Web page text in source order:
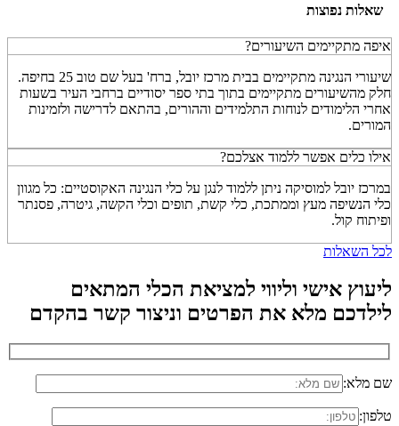
שאלות נפוצות
איפה מתקיימים השיעורים?
שיעורי הנגינה מתקיימים בבית מרכז יובל, ברח' בעל שם טוב 25 בחיפה.
חלק מהשיעורים מתקיימים בתוך בתי ספר יסודיים ברחבי העיר בשעות
אחרי הלימודים לנוחות התלמידים וההורים, בהתאם לדרישה ולזמינות
המורים.
אילו כלים אפשר ללמוד אצלכם?
במרכז יובל למוסיקה ניתן ללמוד לנגן על כלי הנגינה האקוסטיים: כל מגוון
כלי הנשיפה מעץ וממתכת, כלי קשת, תופים וכלי הקשה, גיטרה, פסנתר
ופיתוח קול.
לכל השאלות
ליעוץ אישי וליווי למציאת הכלי המתאים
לילדכם מלא את הפרטים וניצור קשר בהקדם
שם מלא:
טלפון: